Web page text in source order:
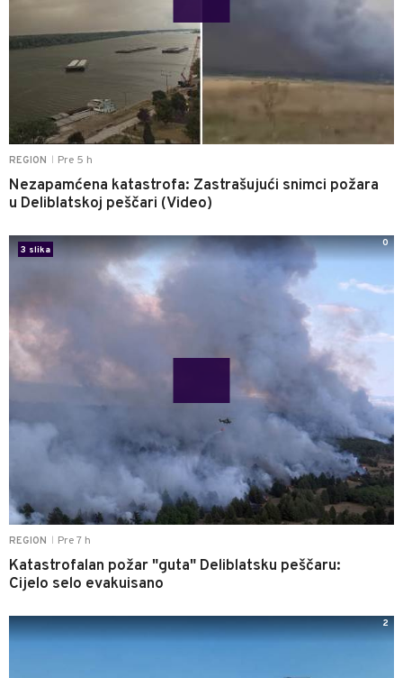
REGION Pre 5 h
Nezapamćena katastrofa: Zastrašujući snimci požara
u Deliblatskoj peščari (Video)
REGION Pre 7 h
Katastrofalan požar "guta" Deliblatsku peščaru:
Cijelo selo evakuisano
3 slika
0
2